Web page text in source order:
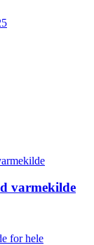
varmekilde